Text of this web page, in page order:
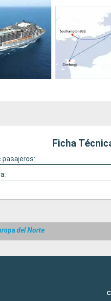
Ficha
pasajeros:
del Norte